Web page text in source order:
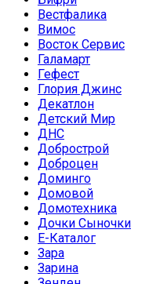
Вестфалика
Вимос
Восток Сервис
Галамарт
Гефест
Глория Джинс
Декатлон
Детский Мир
ДНС
Добрострой
Доброцен
Доминго
Домовой
Домотехника
Дочки Сыночки
Е-Каталог
Зара
Зарина